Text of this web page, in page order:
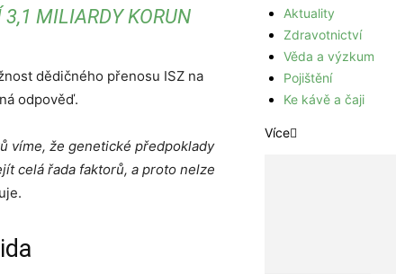
MILIARDY KORUN
dědičného přenosu ISZ na
odpověď.
víme, že genetické předpoklady
celá řada faktorů, a proto nelze
Aktuality
Zdravotnictví
Věda a výzkum
Pojištění
Ke kávě a čaji
Více